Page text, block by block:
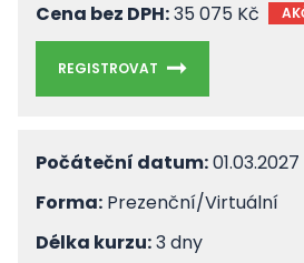
Cena bez DPH:35 075 Kč
REGISTROVAT
Počáteční datum:01.03.2027
Forma: Prezenční/Virtuální
Délka kurzu:3 dny